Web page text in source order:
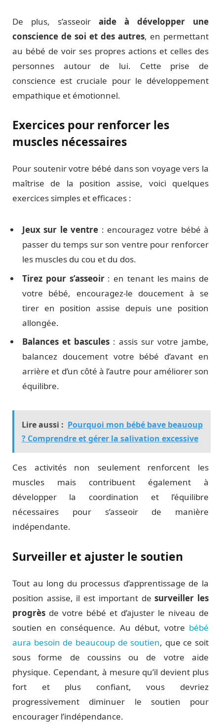
De plus, s’asseoir aide à développer une
conscience de soi et des autres, en permettant
au bébé de voir ses propres actions et celles des
personnes autour de lui. Cette prise de
conscience est cruciale pour le développement
empathique et émotionnel.
Exercices pour renforcer les
muscles nécessaires
Pour soutenir votre bébé dans son voyage vers la
maîtrise de la position assise, voici quelques
exercices simples et efficaces :
Jeux sur le ventre : encouragez votre bébé à
passer du temps sur son ventre pour renforcer
les muscles du cou et du dos.
Tirez pour s’asseoir: en tenant les mains de
votre bébé, encouragez-le doucement à se
tirer en position assise depuis une position
allongée.
Balances et bascules : assis sur votre jambe,
balancez doucement votre bébé d’avant en
arrière et d’un côté à l’autre pour améliorer son
équilibre.
Lire aussi : Pourquoi mon bébé bave beauoup
? Comprendre et gérer la salivation excessive
Ces activités non seulement renforcent les
muscles mais contribuent également à
développer la coordination et l’équilibre
nécessaires pour s’asseoir de manière
indépendante.
Surveiller et ajuster le soutien
Tout au long du processus d’apprentissage de la
position assise, il est important desurveiller les
progrès de votre bébé et d’ajuster le niveau de
soutien en conséquence. Au début, votre bébé
aura besoin de beaucoup de soutien, que ce soit
sous forme de coussins ou de votre aide
physique. Cependant, à mesure qu’il devient plus
fort et plus confiant, vous devriez
progressivement diminuer le soutien pour
encourager l’indépendance.